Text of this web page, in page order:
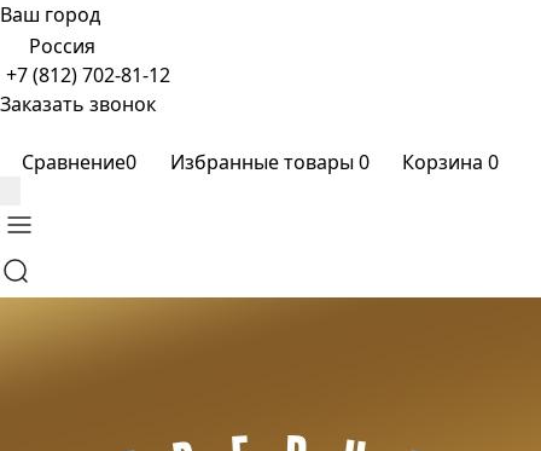
Ваш город
Россия
+7 (812) 702-81-12
Заказать звонок
Сравнение0 Избранные товары0 Корзина 0